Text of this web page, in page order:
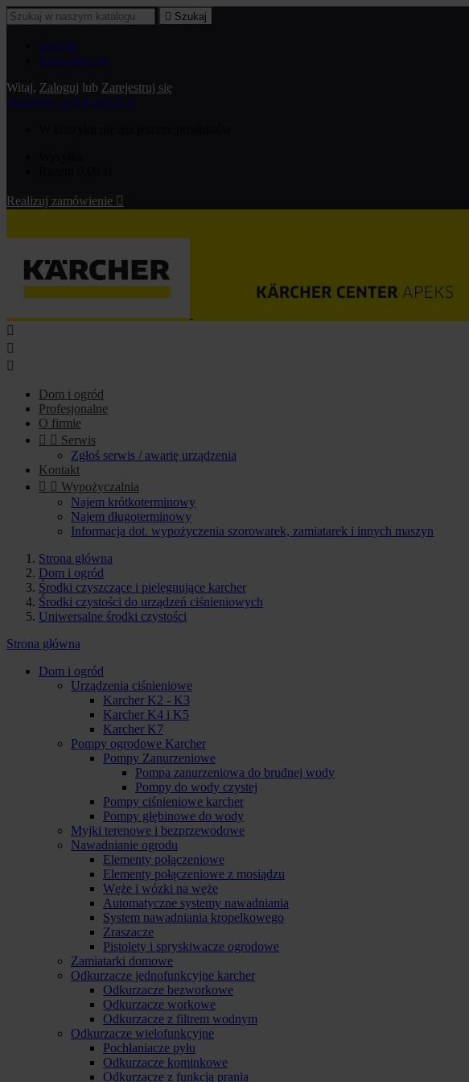
 Szukaj
Zaloguj
Zarejestruj się
Witaj, Zaloguj lub Zarejestruj się
shopping_cart Koszyk: 0
Realizuj zamówienie 



Dom i ogród
Profesjonalne
O firmie
  Serwis
Zgłoś serwis / awarię urządzenia
Kontakt
  Wypożyczalnia
Najem krótkoterminowy
Najem długoterminowy
Informacja dot. wypożyczenia szorowarek, zamiatarek i innych maszyn
Strona główna
Dom i ogród
Środki czyszczące i pielęgnujące karcher
Środki czystości do urządzeń ciśnieniowych
Uniwersalne środki czystości
Strona główna
Dom i ogród
Urządzenia ciśnieniowe
Karcher K2 - K3
Karcher K4 i K5
Karcher K7
Pompy ogrodowe Karcher
Pompy Zanurzeniowe
Pompa zanurzeniowa do brudnej wody
Pompy do wody czystej
Pompy ciśnieniowe karcher
Pompy głębinowe do wody
Myjki terenowe i bezprzewodowe
Nawadnianie ogrodu
Elementy połączeniowe
Elementy połączeniowe z mosiądzu
Węże i wózki na węże
Automatyczne systemy nawadniania
System nawadniania kropelkowego
Zraszacze
Pistolety i spryskiwacze ogrodowe
Zamiatarki domowe
Odkurzacze jednofunkcyjne karcher
Odkurzacze bezworkowe
Odkurzacze workowe
Odkurzacze z filtrem wodnym
Odkurzacze wielofunkcyjne
Pochłaniacze pyłu
Odkurzacze kominkowe
Odkurzacze z funkcją prania